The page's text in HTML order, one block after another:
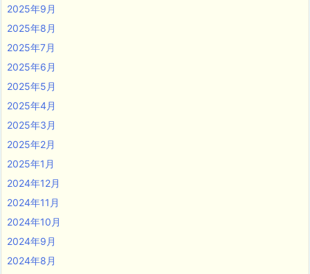
2025年9月
2025年8月
2025年7月
2025年6月
2025年5月
2025年4月
2025年3月
2025年2月
2025年1月
2024年12月
2024年11月
2024年10月
2024年9月
2024年8月